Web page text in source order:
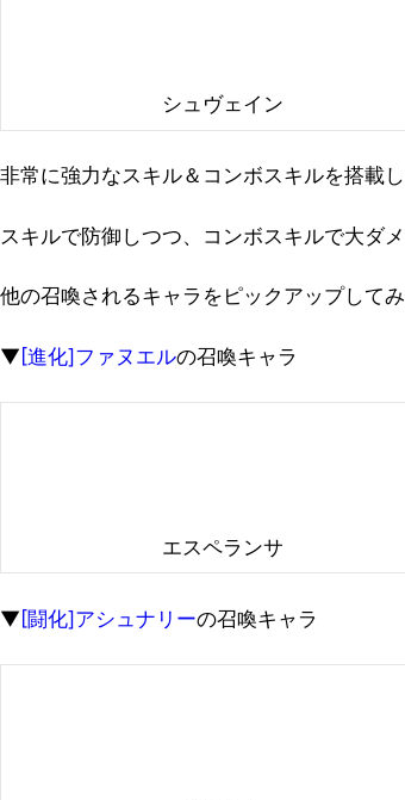
シュヴェイン
非常に強力なスキル＆コンボスキルを搭載し
スキルで防御しつつ、コンボスキルで大ダ
他の召喚されるキャラをピックアップしてみ
▼ [進化]ファヌエルの召喚キャラ
エスペランサ
▼ [闘化]アシュナリーの召喚キャラ